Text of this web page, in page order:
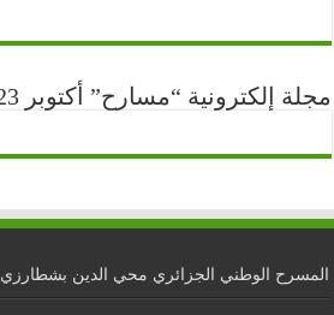
مجلة إلكترونية “مسارح” أكتوبر 2023 /عدد تجريبي
المسرح الوطني الجزائري محي الدين بشطارزي